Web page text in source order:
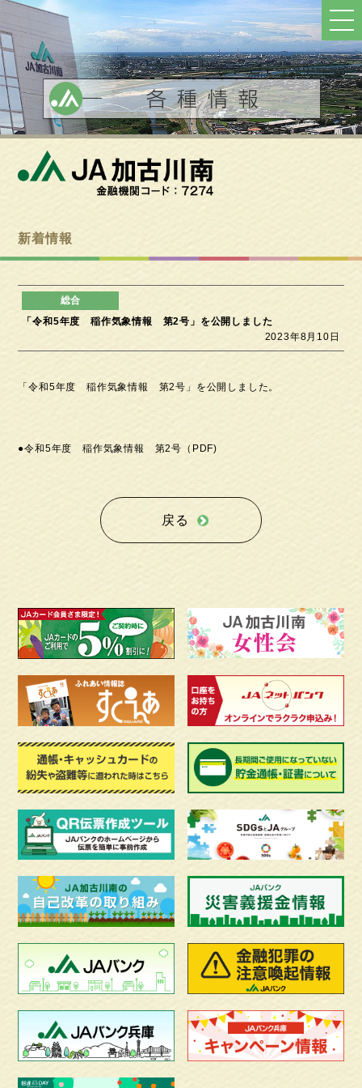
新着情報
「令和5年度 稲作気象情報 第2号」を公開しました
2023年8月10日
「令和5年度 稲作気象情報 第2号」を公開しました。
●令和5年度 稲作気象情報 第2号（PDF)
戻る